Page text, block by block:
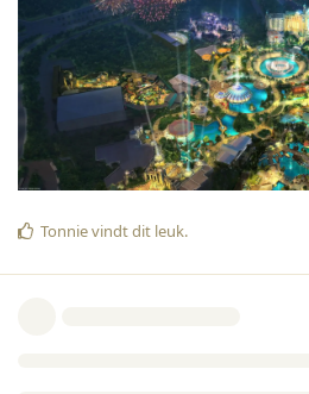
Tonnievindt dit leuk.